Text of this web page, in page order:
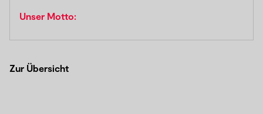
Unser Motto:
Zur Übersicht